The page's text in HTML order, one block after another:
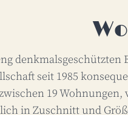
denkmalsgeschützten
seit 1985
19 Wohnungen,
in Zuschnitt und